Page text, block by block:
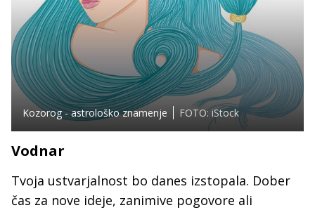
Kozorog - astrološko znamenje FOTO: iStock
Vodnar
Tvoja ustvarjalnost bo danes izstopala. Dober
čas za nove ideje, zanimive pogovore ali